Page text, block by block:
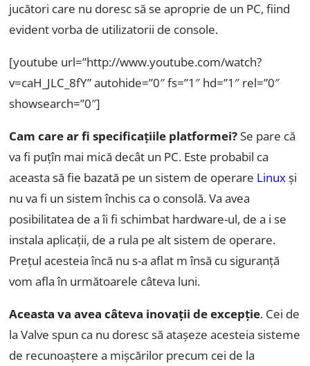
jucători care nu doresc să se aproprie de un PC, fiind
evident vorba de utilizatorii de console.
[youtube url=”http://www.youtube.com/watch?
v=caH_JLC_8fY” autohide=”0″ fs=”1″ hd=”1″ rel=”0″
showsearch=”0″]
Cam care ar fi specificațiile platformei?Se pare că
va fi puțîn mai mică decât un PC. Este probabil ca
aceasta să fie bazată pe un sistem de operare Linuxși
nu va fi un sistem închis ca o consolă. Va avea
posibilitatea de a îi fi schimbat hardware-ul, de a i se
instala aplicații, de a rula pe alt sistem de operare.
Prețul acesteia încă nu s-a aflat m însă cu siguranță
vom afla în următoarele câteva luni.
Aceasta va avea câteva inovații de excepție. Cei de
la Valve spun ca nu doresc să atașeze acesteia sisteme
de recunoaștere a mișcărilor precum cei de la